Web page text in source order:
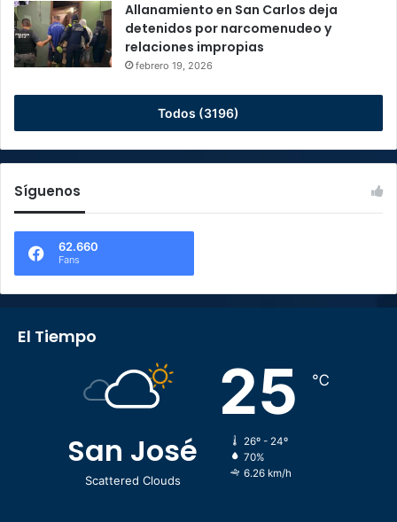
Allanamiento en San Carlos deja
detenidos por narcomenudeo y
relaciones impropias
febrero 19, 2026
Todos (3196)
Síguenos
62.660
Fans
El Tiempo
San José
Scattered Clouds
25 ℃
26º - 24º
70%
6.26 km/h